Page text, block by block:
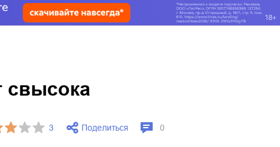
свысока
3 Поделиться 0